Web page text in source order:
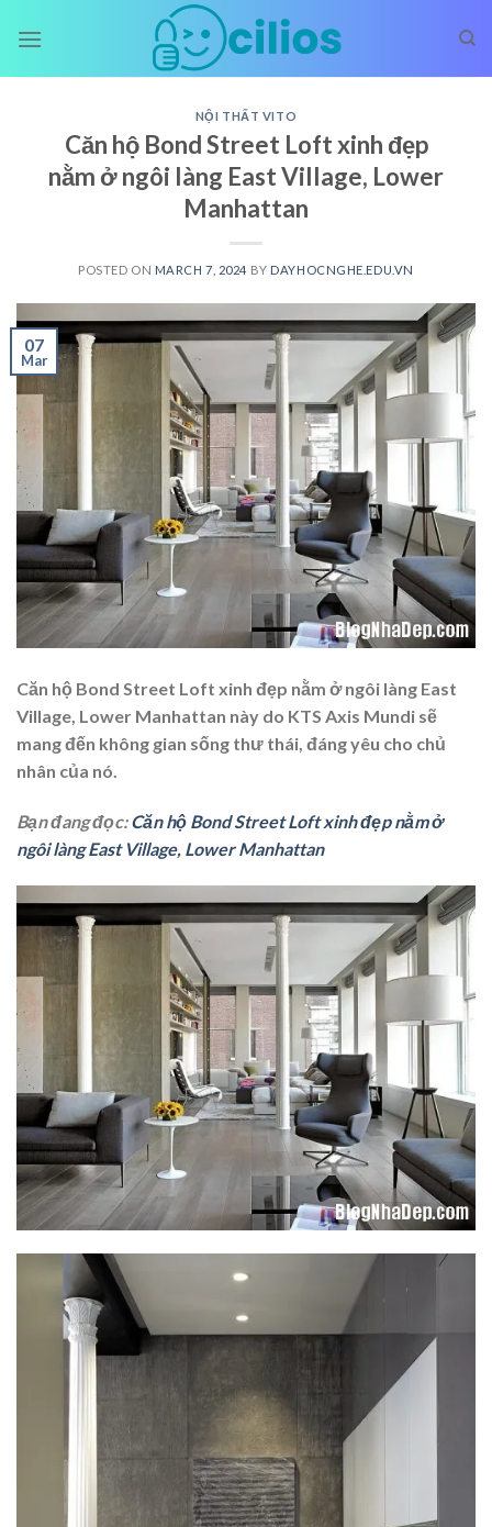
NỘI THẤT VITO
Căn hộ Bond Street Loft xinh đẹp
nằm ở ngôi làng East Village, Lower
Manhattan
POSTED ON MARCH 7, 2024 BY DAYHOCNGHE.EDU.VN
07
Mar
Căn hộ Bond Street Loft xinh đẹp nằm ở ngôi làng East
Village, Lower Manhattan này do KTS Axis Mundi sẽ
mang đến không gian sống thư thái, đáng yêu cho chủ
nhân của nó.
Bạn đang đọc:Căn hộ Bond Street Loft xinh đẹp nằm ở
ngôi làng East Village, Lower Manhattan